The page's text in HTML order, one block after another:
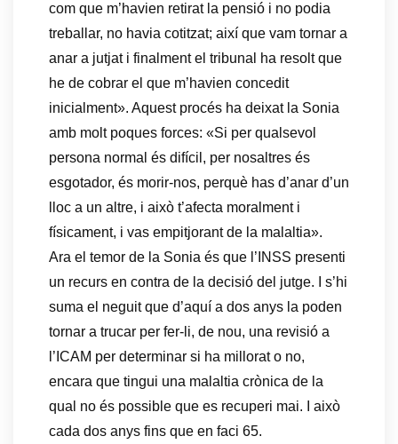
com que m’havien retirat la pensió i no podia
treballar, no havia cotitzat; així que vam tornar a
anar a jutjat i finalment el tribunal ha resolt que
he de cobrar el que m’havien concedit
inicialment». Aquest procés ha deixat la Sonia
amb molt poques forces: «Si per qualsevol
persona normal és difícil, per nosaltres és
esgotador, és morir-nos, perquè has d’anar d’un
lloc a un altre, i això t’afecta moralment i
físicament, i vas empitjorant de la malaltia».
Ara el temor de la Sonia és que l’INSS presenti
un recurs en contra de la decisió del jutge. I s’hi
suma el neguit que d’aquí a dos anys la poden
tornar a trucar per fer-li, de nou, una revisió a
l’ICAM per determinar si ha millorat o no,
encara que tingui una malaltia crònica de la
qual no és possible que es recuperi mai. I això
cada dos anys fins que en faci 65.